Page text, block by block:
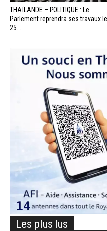
THAÏLANDE – POLITIQUE : Le
Parlement reprendra ses travaux le
25...
Les plus lus